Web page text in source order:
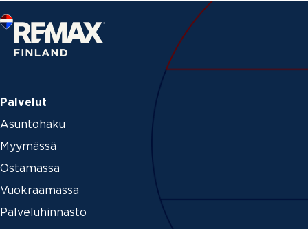
Palvelut
Asuntohaku
Myymässä
Ostamassa
Vuokraamassa
Palveluhinnasto